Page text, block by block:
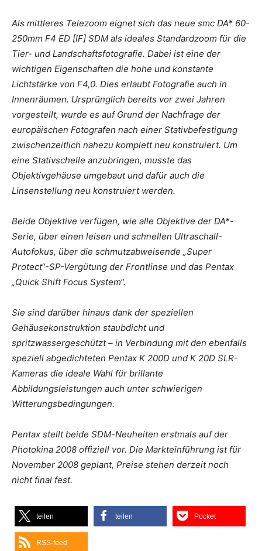
Als mittleres Telezoom eignet sich das neue smc DA* 60-
250mm F4 ED [IF] SDM als ideales Standardzoom für die
Tier- und Landschaftsfotografie. Dabei ist eine der
wichtigen Eigenschaften die hohe und konstante
Lichtstärke von F4,0. Dies erlaubt Fotografie auch in
Innenräumen. Ursprünglich bereits vor zwei Jahren
vorgestellt, wurde es auf Grund der Nachfrage der
europäischen Fotografen nach einer Stativbefestigung
zwischenzeitlich nahezu komplett neu konstruiert. Um
eine Stativschelle anzubringen, musste das
Objektivgehäuse umgebaut und dafür auch die
Linsenstellung neu konstruiert werden.
Beide Objektive verfügen, wie alle Objektive der DA*-
Serie, über einen leisen und schnellen Ultraschall-
Autofokus, über die schmutzabweisende „Super
Protect“-SP-Vergütung der Frontlinse und das Pentax
„Quick Shift Focus System“.
Sie sind darüber hinaus dank der speziellen
Gehäusekonstruktion staubdicht und
spritzwassergeschützt – in Verbindung mit den ebenfalls
speziell abgedichteten Pentax K 200D und K 20D SLR-
Kameras die ideale Wahl für brillante
Abbildungsleistungen auch unter schwierigen
Witterungsbedingungen.
Pentax stellt beide SDM-Neuheiten erstmals auf der
Photokina 2008 offiziell vor. Die Markteinführung ist für
November 2008 geplant, Preise stehen derzeit noch
nicht final fest.
teilen teilen Pocket
RSS-feed